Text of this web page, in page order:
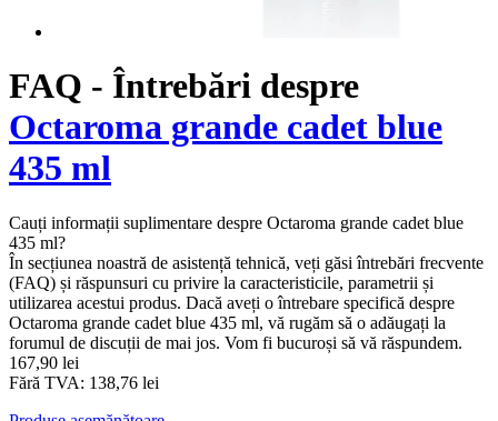
FAQ - Întrebări despre
Octaroma grande cadet blue
435 ml
Cauți informații suplimentare despre Octaroma grande cadet blue
435 ml?
În secțiunea noastră de asistență tehnică, veți găsi întrebări frecvente
(FAQ) și răspunsuri cu privire la caracteristicile, parametrii și
utilizarea acestui produs. Dacă aveți o întrebare specifică despre
Octaroma grande cadet blue 435 ml, vă rugăm să o adăugați la
forumul de discuții de mai jos. Vom fi bucuroși să vă răspundem.
167,90 lei
Fără TVA: 138,76 lei